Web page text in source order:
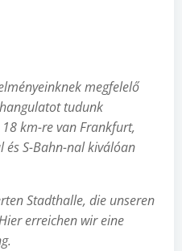
megfelelő
tudunk
km-re van Frankfurt,
és S-Bahn-nal kiválóan
Stadthalle, die unseren
erreichen wir eine